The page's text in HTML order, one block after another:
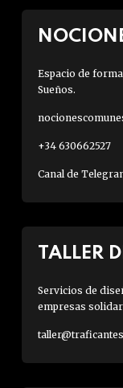
Espacio de
Sueños.
+34 630662527
Canal de
TALLER
Servicios de
empresas